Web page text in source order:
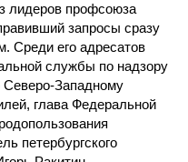
лидеров профсоюза
запросы сразу
Среди его адресатов
службы по надзору
Северо-Западному
глава Федеральной
петербургского